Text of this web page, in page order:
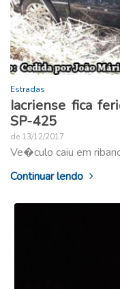
Estradas
Iacriense fica
SP-425
de 13/12/2017
Ve�culo caiu em
Continuar lendo